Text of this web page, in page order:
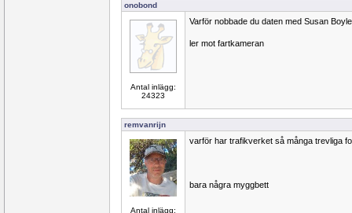
onobond
Antal inlägg:
24323
Varför nobbade du daten med Susan
ler mot fartkameran
remvanrijn
Antal inlägg:
varför har trafikverket så många trevliga
bara några myggbett